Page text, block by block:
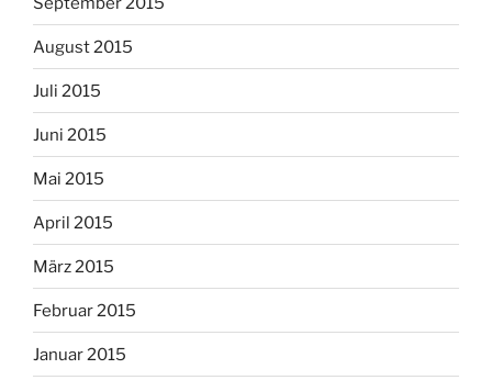
August 2015
Juli 2015
Juni 2015
Mai 2015
April 2015
März 2015
Februar 2015
Januar 2015